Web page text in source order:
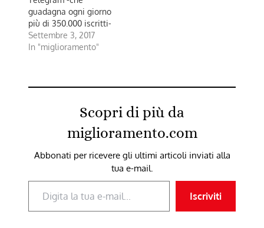
guadagna ogni giorno
più di 350.000 iscritti-
è la privacy: tutte le
conversazioni
sicura dei suoi sistemi
di crittografia che ha
indetto un “Cracking
Contest”: chi decripta
il suo protocollo vince
Settembre 3, 2017
In "miglioramento"
Scopri di più da
miglioramento.com
Abbonati per ricevere gli ultimi articoli inviati alla
tua e-mail.
Digita la tua e-mail...
Iscriviti